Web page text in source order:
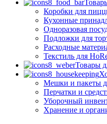
Коробки для
Кухонные
Одноразовая
Подложки для
Расходные
Текстиль для
Товары
Мешки и пакеты
Перчатки и
Уборочный
Хранение и